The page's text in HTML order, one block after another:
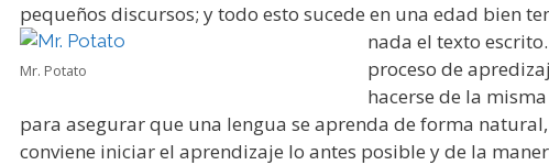
pequeños discursos; y todo esto sucede en una edad bien
nada el texto
Mr. Potato
proceso de
hacerse de la
para asegurar que una lengua se aprenda de forma
conviene iniciar el aprendizaje lo antes posible y de la